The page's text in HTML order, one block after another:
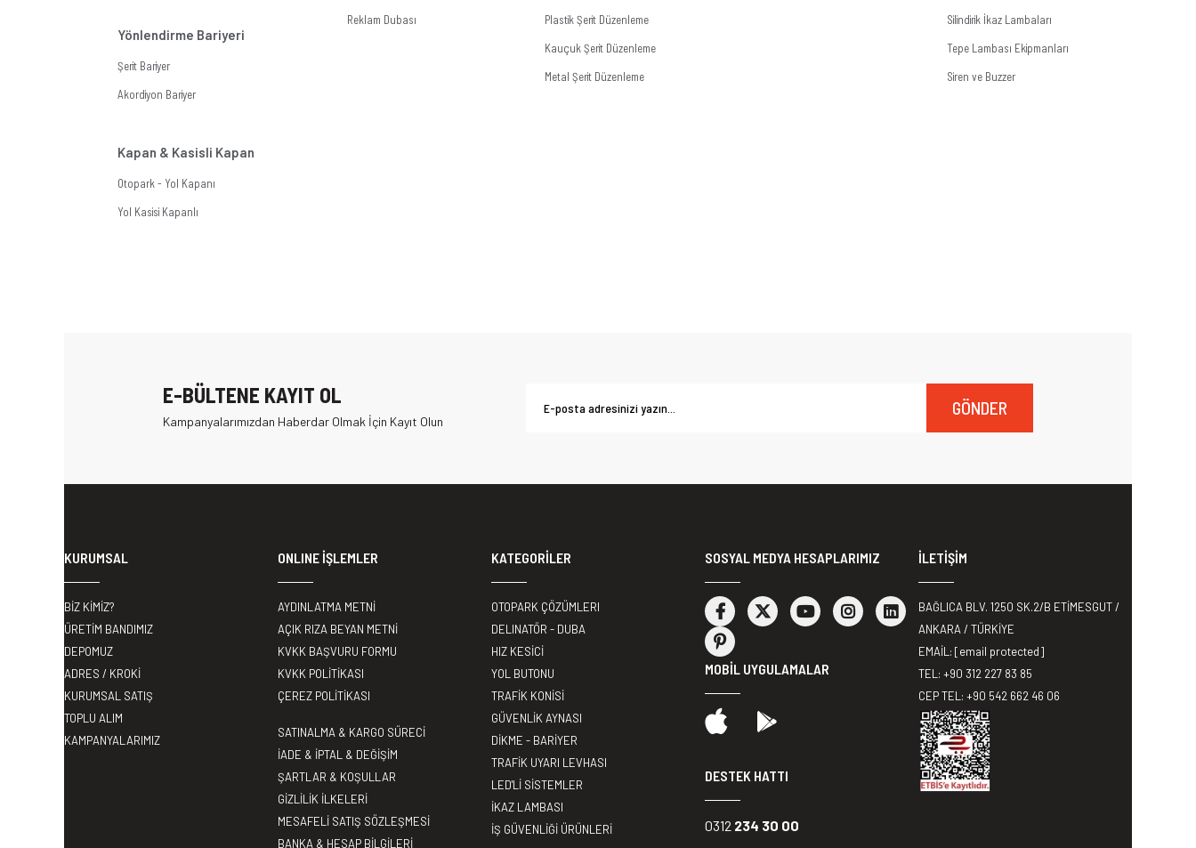
Yönlendirme Bariyeri
Şerit Bariyer
Akordiyon Bariyer
Kapan & Kasisli Kapan
Otopark - Yol Kapanı
Yol Kasisi Kapanlı
Reklam Dubası
Plastik Şerit Düzenleme
Kauçuk Şerit Düzenleme
Metal Şerit Düzenleme
Silindirik İkaz Lambaları
Tepe Lambası Ekipmanları
Siren ve Buzzer
E-BÜLTENE KAYIT OL
Kampanyalarımızdan Haberdar Olmak İçin Kayıt Olun
GÖNDER
KURUMSAL
BİZ KİMİZ?
ÜRETİM BANDIMIZ
DEPOMUZ
ADRES / KROKİ
KURUMSAL SATIŞ
TOPLU ALIM
KAMPANYALARIMIZ
ONLINE İŞLEMLER
AYDINLATMA METNİ
AÇIK RIZA BEYAN METNİ
KVKK BAŞVURU FORMU
KVKK POLİTİKASI
ÇEREZ POLİTİKASI
SATINALMA & KARGO SÜRECİ
İADE & İPTAL & DEĞİŞİM
ŞARTLAR & KOŞULLAR
GİZLİLİK İLKELERİ
MESAFELİ SATIŞ SÖZLEŞMESİ
BANKA & HESAP BİLGİLERİ
KATEGORİLER
OTOPARK ÇÖZÜMLERI
DELINATÖR - DUBA
HIZ KESİCİ
YOL BUTONU
TRAFİK KONİSİ
GÜVENLİK AYNASI
DİKME - BARİYER
TRAFİK UYARI LEVHASI
LED'Lİ SİSTEMLER
İKAZ LAMBASI
İŞ GÜVENLİĞİ ÜRÜNLERİ
SOSYAL MEDYA HESAPLARIMIZ
MOBİL UYGULAMALAR
DESTEK HATTI
0312 234 30 00
İLETİŞİM
BAĞLICA BLV. 1250 SK.2/B ETİMESGUT /
ANKARA / TÜRKİYE
EMAİL: [email protected]
TEL: +90 312 227 83 85
CEP TEL: +90 542 662 46 06